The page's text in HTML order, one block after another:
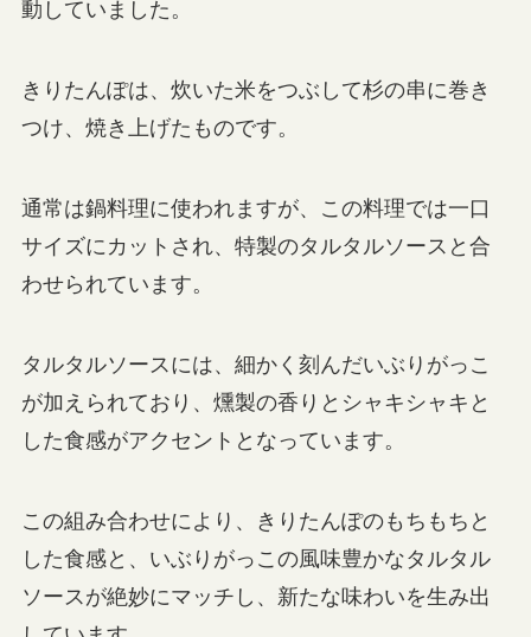
動していました。
きりたんぽは、炊いた米をつぶして杉の串に巻き
つけ、焼き上げたものです。
通常は鍋料理に使われますが、この料理では一口
サイズにカットされ、特製のタルタルソースと合
わせられています。
タルタルソースには、細かく刻んだいぶりがっこ
が加えられており、燻製の香りとシャキシャキと
した食感がアクセントとなっています。
この組み合わせにより、きりたんぽのもちもちと
した食感と、いぶりがっこの風味豊かなタルタル
ソースが絶妙にマッチし、新たな味わいを生み出